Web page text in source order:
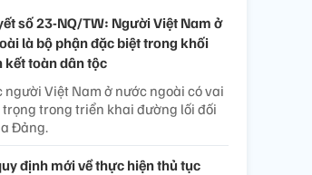
số 23-NQ/TW: Người Việt Nam ở
là bộ phận đặc biệt trong khối
kết toàn dân tộc
người Việt Nam ở nước ngoài có vai
trong triển khai đường lối đối
Đảng.
định mới về thực hiện thủ tục